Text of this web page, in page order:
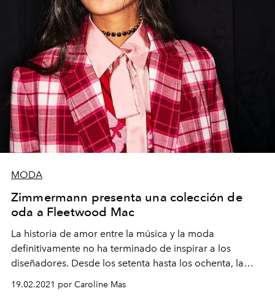
MODA
Zimmermann presenta una colección de
oda a Fleetwood Mac
La historia de amor entre la música y la moda
definitivamente no ha terminado de inspirar a los
diseñadores. Desde los setenta hasta los ochenta, la
nueva propuesta de la marca australiana tiene un aire al
legendario grupo británico.
19.02.2021 por Caroline Mas